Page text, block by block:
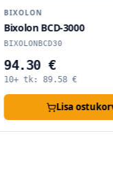
BIXOLON
Bixolon BCD-3000
BIXOLONBCD30
94.30 €
10+ tk:89.58€
Lisa ostukorvi